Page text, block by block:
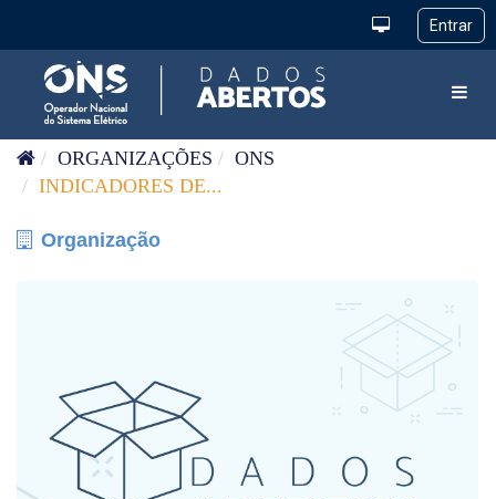
ORGANIZAÇÕES
ONS
INDICADORES DE...
Organização